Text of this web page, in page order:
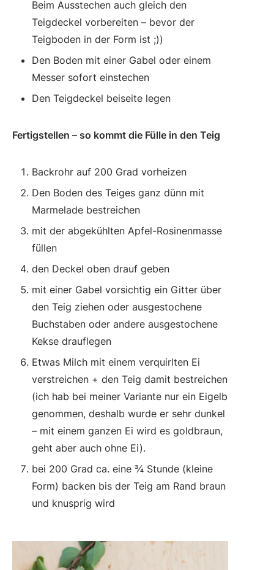
Beim Ausstechen auch gleich den
Teigdeckel vorbereiten – bevor der
Teigboden in der Form ist ;))
Den Boden mit einer Gabel oder einem
Messer sofort einstechen
Den Teigdeckel beiseite legen
Fertigstellen – so kommt die Fülle in den Teig
Backrohr auf 200 Grad vorheizen
Den Boden des Teiges ganz dünn mit
Marmelade bestreichen
mit der abgekühlten Apfel-Rosinenmasse
füllen
den Deckel oben drauf geben
mit einer Gabel vorsichtig ein Gitter über
den Teig ziehen oder ausgestochene
Buchstaben oder andere ausgestochene
Kekse drauflegen
Etwas Milch mit einem verquirlten Ei
verstreichen + den Teig damit bestreichen
(ich hab bei meiner Variante nur ein Eigelb
genommen, deshalb wurde er sehr dunkel
– mit einem ganzen Ei wird es goldbraun,
geht aber auch ohne Ei).
bei 200 Grad ca. eine ¾ Stunde (kleine
Form) backen bis der Teig am Rand braun
und knusprig wird